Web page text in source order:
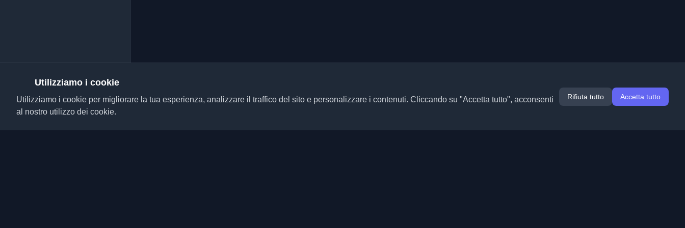
Utilizziamo i cookie
Utilizziamo i cookie per migliorare la tua esperienza, analizzare il traffico del sito e personalizzare i contenuti. Cliccando su "Accetta tutto", acconsenti
al nostro utilizzo dei cookie.
Rifiuta tutto Accetta tutto